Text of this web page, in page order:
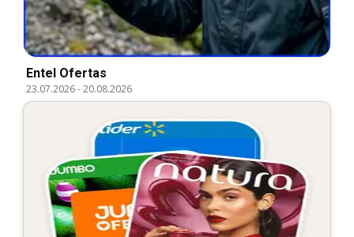
Entel Ofertas
23.07.2026-20.08.2026